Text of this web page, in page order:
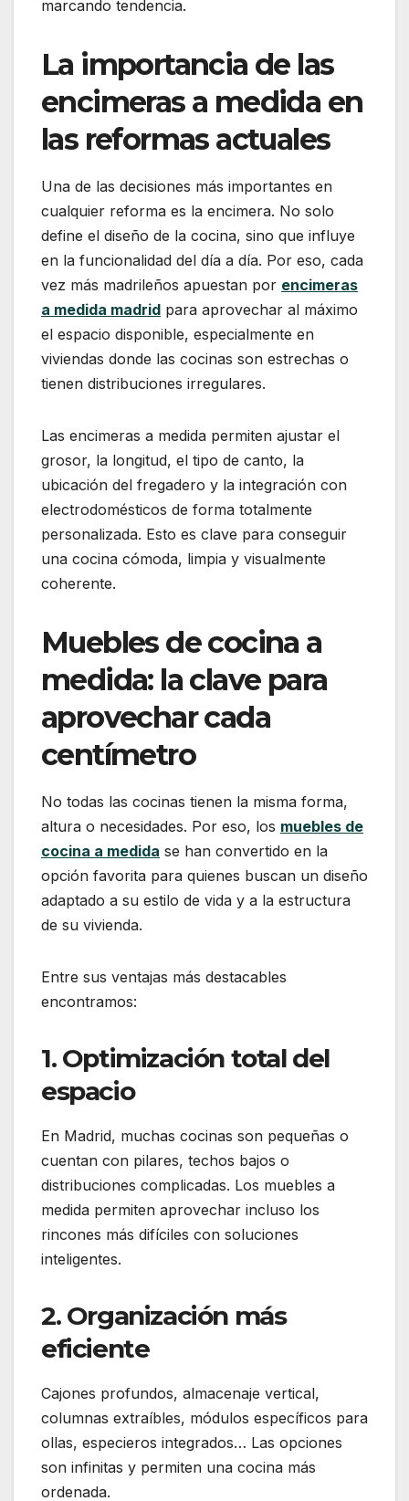
marcando tendencia.
La importancia de las
encimeras a medida en
las reformas actuales
Una de las decisiones más importantes en
cualquier reforma es la encimera. No solo
define el diseño de la cocina, sino que influye
en la funcionalidad del día a día. Por eso, cada
vez más madrileños apuestan por encimeras
a medida madrid para aprovechar al máximo
el espacio disponible, especialmente en
viviendas donde las cocinas son estrechas o
tienen distribuciones irregulares.
Las encimeras a medida permiten ajustar el
grosor, la longitud, el tipo de canto, la
ubicación del fregadero y la integración con
electrodomésticos de forma totalmente
personalizada. Esto es clave para conseguir
una cocina cómoda, limpia y visualmente
coherente.
Muebles de cocina a
medida: la clave para
aprovechar cada
centímetro
No todas las cocinas tienen la misma forma,
altura o necesidades. Por eso, los muebles de
cocina a medida se han convertido en la
opción favorita para quienes buscan un diseño
adaptado a su estilo de vida y a la estructura
de su vivienda.
Entre sus ventajas más destacables
encontramos:
1. Optimización total del
espacio
En Madrid, muchas cocinas son pequeñas o
cuentan con pilares, techos bajos o
distribuciones complicadas. Los muebles a
medida permiten aprovechar incluso los
rincones más difíciles con soluciones
inteligentes.
2. Organización más
eficiente
Cajones profundos, almacenaje vertical,
columnas extraíbles, módulos específicos para
ollas, especieros integrados… Las opciones
son infinitas y permiten una cocina más
ordenada.